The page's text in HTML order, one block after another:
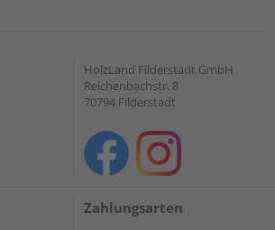
HolzLand Filderstadt GmbH
Reichenbachstr. 8
70794 Filderstadt
Zahlungsarten